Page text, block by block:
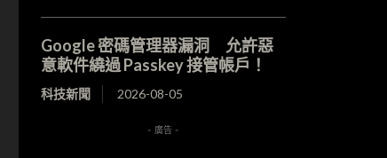
Google 密碼管理器漏洞 允許惡
意軟件繞過 Passkey 接管帳戶！
科技新聞 2026-08-05
- 廣告 -